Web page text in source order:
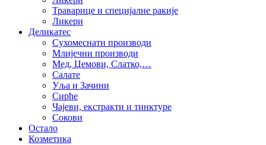
Траварице и специјалне ракије
Ликери
Деликатес
Сухомеснати производи
Млијечни производи
Мед, Џемови, Слатко,…
Салате
Уља и Зачини
Сирће
Чајеви, екстракти и тинктуре
Сокови
Остало
Козметика